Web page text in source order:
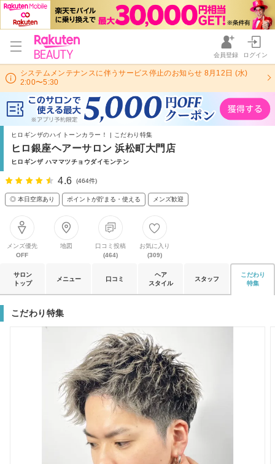
会員登録 ログイン
システムメンテナンスに伴うサービス停止のお知らせ 8月12日 (水)
2:00〜5:30
ヒロギンザのハイトーンカラー！ | こだわり特集
ヒロ銀座ヘアーサロン 浜松町大門店
ヒロギンザ ハママツチョウダイモンテン
4.6 (464件)
◎ 本日空席あり ポイントが貯まる・使える メンズ歓迎
メンズ優先
OFF
地図
口コミ投稿
(464)
お気に入り
(309)
サロン
トップ
メニュー 口コミ
ヘア
スタイル
スタッフ
こだわり
特集
こだわり特集